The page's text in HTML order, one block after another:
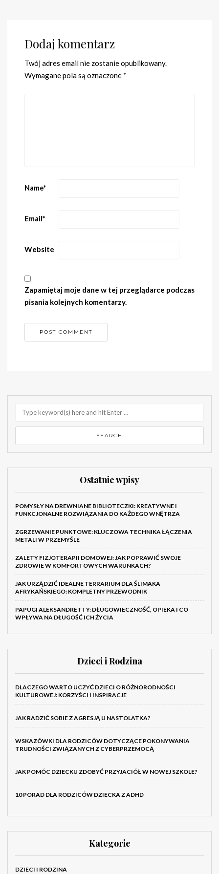
Dodaj komentarz
Twój adres email nie zostanie opublikowany.
Wymagane pola są oznaczone *
Name*
Email*
Website
Zapamiętaj moje dane w tej przeglądarce podczas
pisania kolejnych komentarzy.
Ostatnie wpisy
POMYSŁY NA DREWNIANE BIBLIOTECZKI: KREATYWNE I
FUNKCJONALNE ROZWIĄZANIA DO KAŻDEGO WNĘTRZA
ZGRZEWANIE PUNKTOWE: KLUCZOWA TECHNIKA ŁĄCZENIA
METALI W PRZEMYŚLE
ZALETY FIZJOTERAPII DOMOWEJ: JAK POPRAWIĆ SWOJE
ZDROWIE W KOMFORTOWYCH WARUNKACH?
JAK URZĄDZIĆ IDEALNE TERRARIUM DLA ŚLIMAKA
AFRYKAŃSKIEGO: KOMPLETNY PRZEWODNIK
PAPUGI ALEKSANDRETTY: DŁUGOWIECZNOŚĆ, OPIEKA I CO
WPŁYWA NA DŁUGOŚĆ ICH ŻYCIA
Dzieci i Rodzina
DLACZEGO WARTO UCZYĆ DZIECI O RÓŻNORODNOŚCI
KULTUROWEJ: KORZYŚCI I INSPIRACJE
JAK RADZIĆ SOBIE Z AGRESJĄ U NASTOLATKA?
WSKAZÓWKI DLA RODZICÓW DOTYCZĄCE POKONYWANIA
TRUDNOŚCI ZWIĄZANYCH Z CYBERPRZEMOCĄ
JAK POMÓC DZIECKU ZDOBYĆ PRZYJACIÓŁ W NOWEJ SZKOLE?
10 PORAD DLA RODZICÓW DZIECKA Z ADHD
Kategorie
DZIECI I RODZINA